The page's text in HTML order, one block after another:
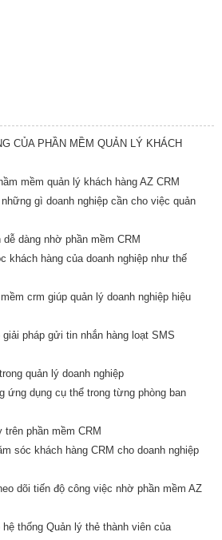
CỦA PHẦN MỀM QUẢN LÝ KHÁCH
mềm quản lý khách hàng AZ CRM
gì doanh nghiệp cần cho việc quản
dàng nhờ phần mềm CRM
khách hàng của doanh nghiệp như thế
crm giúp quản lý doanh nghiệp hiệu
pháp gửi tin nhắn hàng loạt SMS
quản lý doanh nghiệp
ứng dụng cụ thể trong từng phòng ban
phần mềm CRM
sóc khách hàng CRM cho doanh nghiệp
dõi tiến độ công việc nhờ phần mềm AZ
thống Quản lý thẻ thành viên của